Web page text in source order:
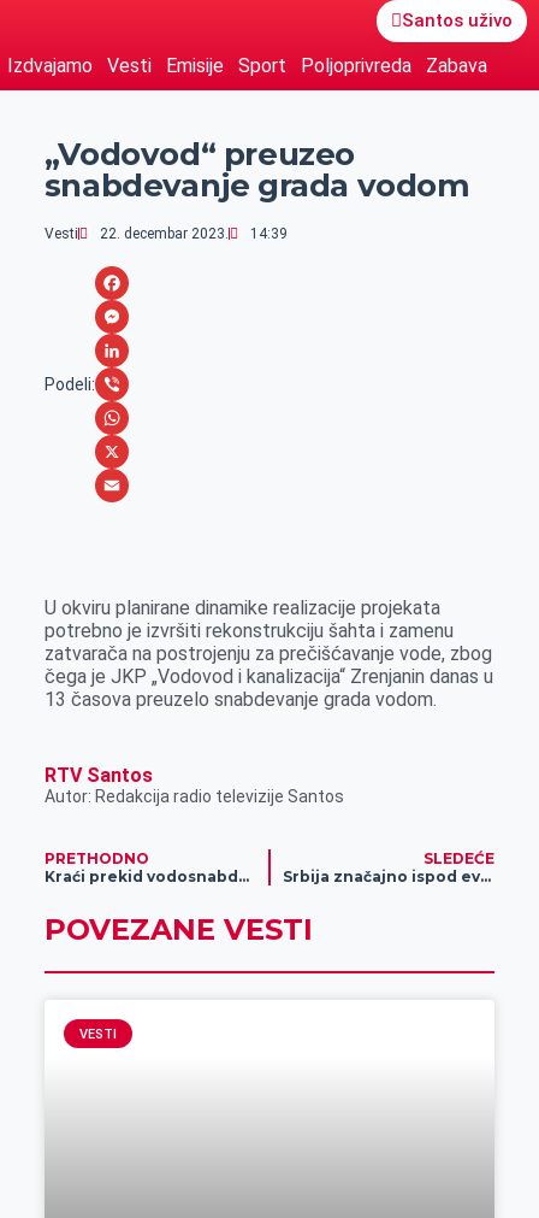
Santos uživo
Izdvajamo Vesti Emisije Sport Poljoprivreda Zabava
„Vodovod“ preuzeo
snabdevanje grada vodom
Vesti 22. decembar 2023. 14:39
Podeli:
F
a
c
e
b
o
M
e
s
s
e
r
L
i
n
k
n
V
i
b
W
h
A
p
p
X
i
l
U okviru planirane dinamike realizacije projekata
potrebno je izvršiti rekonstrukciju šahta i zamenu
zatvarača na postrojenju za prečišćavanje vode, zbog
čega je JKP „Vodovod i kanalizacija“ Zrenjanin danas u
13 časova preuzelo snabdevanje grada vodom.
RTV Santos
Autor: Redakcija radio televizije Santos
PRETHODNO
Kraći prekid vodosnabdevanja
SLEDEĆE
Srbija značajno ispod evropskog proseka po broju zavisnika od igara na sreću
POVEZANE VESTI
VESTI